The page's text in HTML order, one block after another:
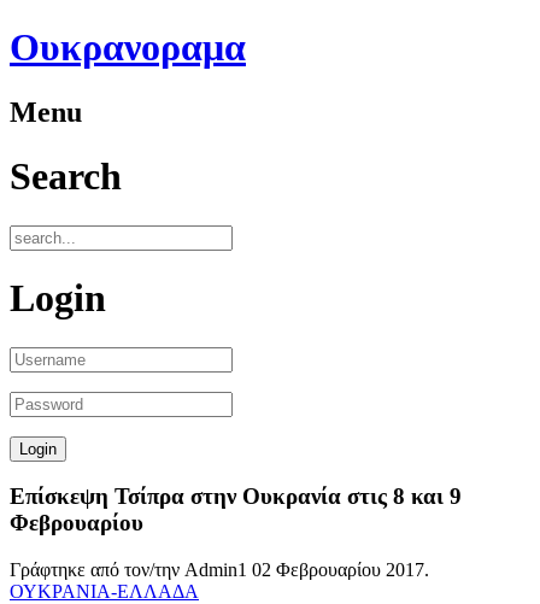
Ουκρανοραμα
Menu
Search
Login
Επίσκεψη Τσίπρα στην Ουκρανία στις 8 και 9
Φεβρουαρίου
Γράφτηκε από τον/την Admin1 02 Φεβρουαρίου 2017.
ΟΥΚΡΑΝΙΑ-ΕΛΛΑΔΑ